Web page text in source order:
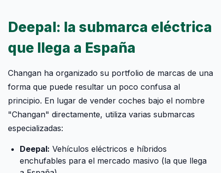
Deepal: la submarca eléctrica
que llega a España
Changan ha organizado su portfolio de marcas de una
forma que puede resultar un poco confusa al
principio. En lugar de vender coches bajo el nombre
"Changan" directamente, utiliza varias submarcas
especializadas:
Deepal: Vehículos eléctricos e híbridos
enchufables para el mercado masivo (la que llega